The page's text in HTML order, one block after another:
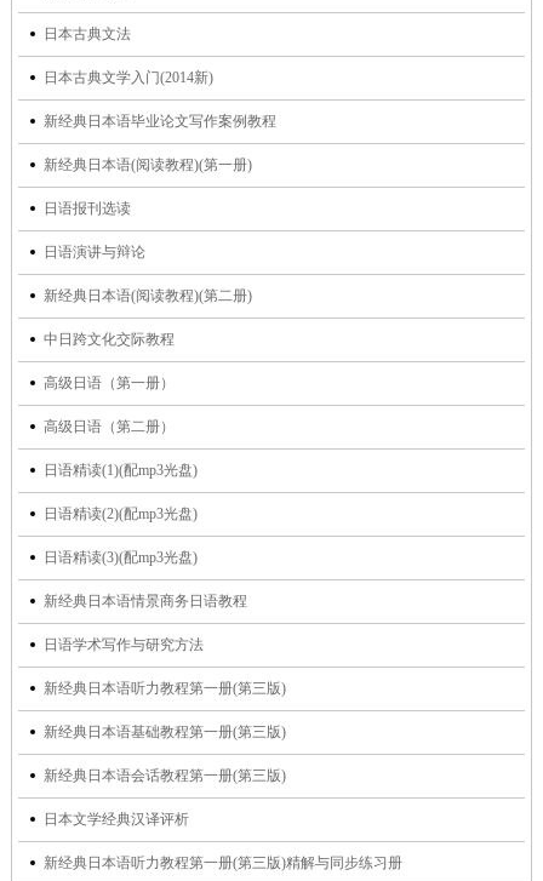
日本古典文法
日本古典文学入门(2014新)
新经典日本语毕业论文写作案例教程
新经典日本语(阅读教程)(第一册)
日语报刊选读
日语演讲与辩论
新经典日本语(阅读教程)(第二册)
中日跨文化交际教程
高级日语（第一册）
高级日语（第二册）
日语精读(1)(配mp3光盘)
日语精读(2)(配mp3光盘)
日语精读(3)(配mp3光盘)
新经典日本语情景商务日语教程
日语学术写作与研究方法
新经典日本语听力教程第一册(第三版)
新经典日本语基础教程第一册(第三版)
新经典日本语会话教程第一册(第三版)
日本文学经典汉译评析
新经典日本语听力教程第一册(第三版)精解与同步练习册